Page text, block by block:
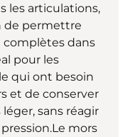
les articulations,
de permettre
dans
pour les
qui ont besoin
et de conserver
sans réagir
mors